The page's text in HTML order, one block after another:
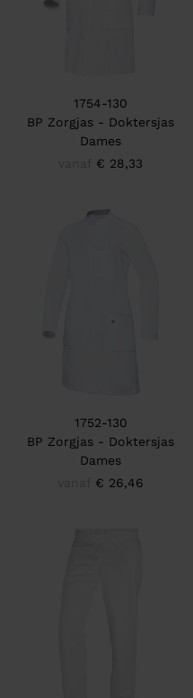
1754-130
BP Zorgjas - Doktersjas
Dames
€ 28,33
1752-130
BP Zorgjas - Doktersjas
Dames
€ 26,46